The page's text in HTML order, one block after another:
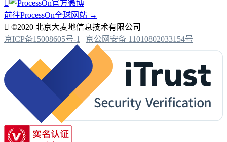

前往ProcessOn全球网站 →
 ©2020 北京大麦地信息技术有限公司
京ICP备15008605号-1 | 京公网安备 11010802033154号